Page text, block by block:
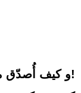
و كيف أُصدّق من خدعت أباها؟!